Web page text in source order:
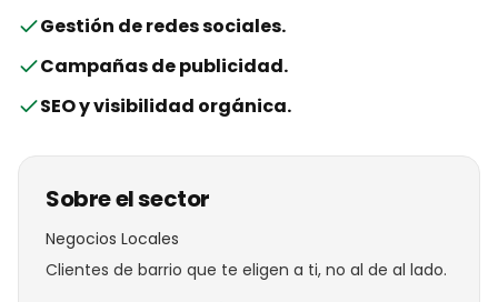
Gestión de redes sociales.
Campañas de publicidad.
SEO y visibilidad orgánica.
Sobre el sector
Negocios Locales
Clientes de barrio que te eligen a ti, no al de al lado.